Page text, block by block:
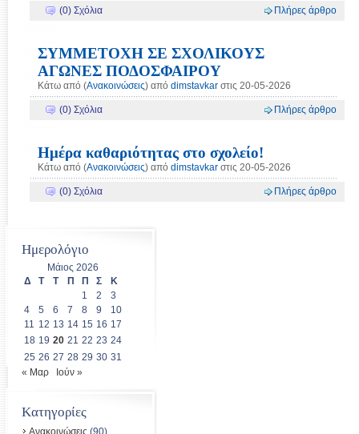
(0) Σχόλια
Πλήρες άρθρο
ΣΥΜΜΕΤΟΧΗ ΣΕ ΣΧΟΛΙΚΟΥΣ
ΑΓΩΝΕΣ ΠΟΔΟΣΦΑΙΡΟΥ
Κάτω από (Ανακοινώσεις) από dimstavkar στις 20-05-2026
(0) Σχόλια Πλήρες άρθρο
Ημέρα καθαριότητας στο σχολείο!
Κάτω από (Ανακοινώσεις) από dimstavkar στις 20-05-2026
(0) Σχόλια Πλήρες άρθρο
Ημερολόγιο
Μάιος 2026
Δ
Τ Τ Π Π Σ
Κ
1
2
3
4
5 6 7 8 9
10
11 12 13 14 15 16 17
18 19 20 21 22 23 24
25 26 27 28 29 30 31
« Μαρ
Ιούν »
Kατηγορίες
Ανακοινώσεις (90)